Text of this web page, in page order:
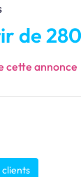
de
cette annonce
clients